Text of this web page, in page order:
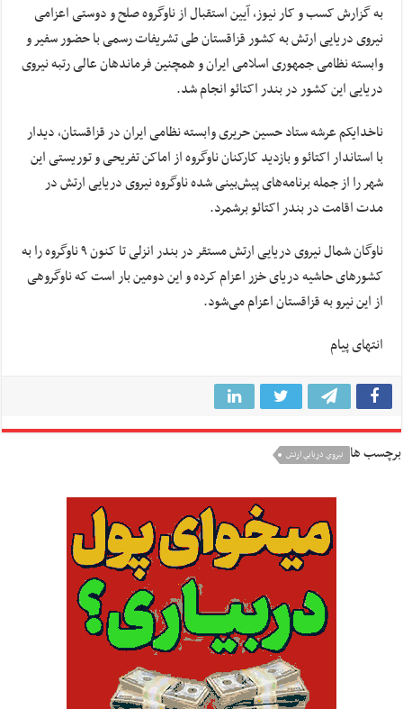
به گزارش کسب و کار نیوز، آیین استقبال از ناوگروه صلح و دوستی اعزامی
نیروی دریایی ارتش به کشور قزاقستان طی تشریفات رسمی با حضور سفیر و
وابسته نظامی جمهوری اسلامی ایران و همچنین فرماندهان عالی رتبه نیروی
دریایی این کشور در بندر اکتائو انجام شد.
ناخدایکم عرشه ستاد حسین حریری وابسته نظامی ایران در قزاقستان، دیدار
با استاندار اکتائو و بازدید کارکنان ناوگروه از اماکن تفریحی و توریستی این
شهر را از جمله برنامه‌های پیش‌بینی شده ناوگروه نیروی دریایی ارتش در
مدت اقامت در بندر اکتائو برشمرد.
ناوگان شمال نیروی دریایی ارتش مستقر در بندر انزلی تا کنون ۹ ناوگروه را به
کشورهای حاشیه دریای خزر اعزام کرده و این دومین بار است که ناوگروهی
از این نیرو به قزاقستان اعزام می‌شود.
انتهای پیام
برچسب ها نيروي دريايي ارتش